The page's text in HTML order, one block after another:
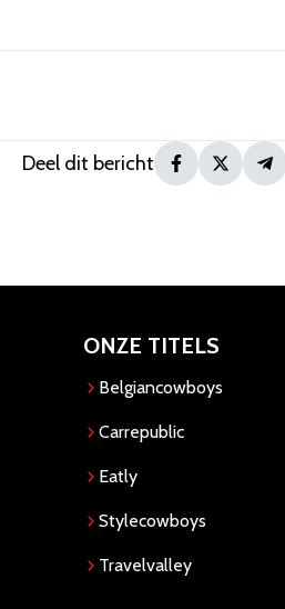
Deel dit bericht
ONZE TITELS
Belgiancowboys
Carrepublic
Eatly
Stylecowboys
Travelvalley